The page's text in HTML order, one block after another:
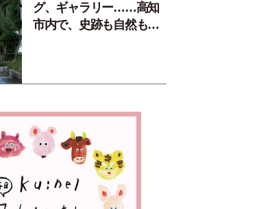
グ、ギャラリー……高知
市内で、史跡も自然もグ